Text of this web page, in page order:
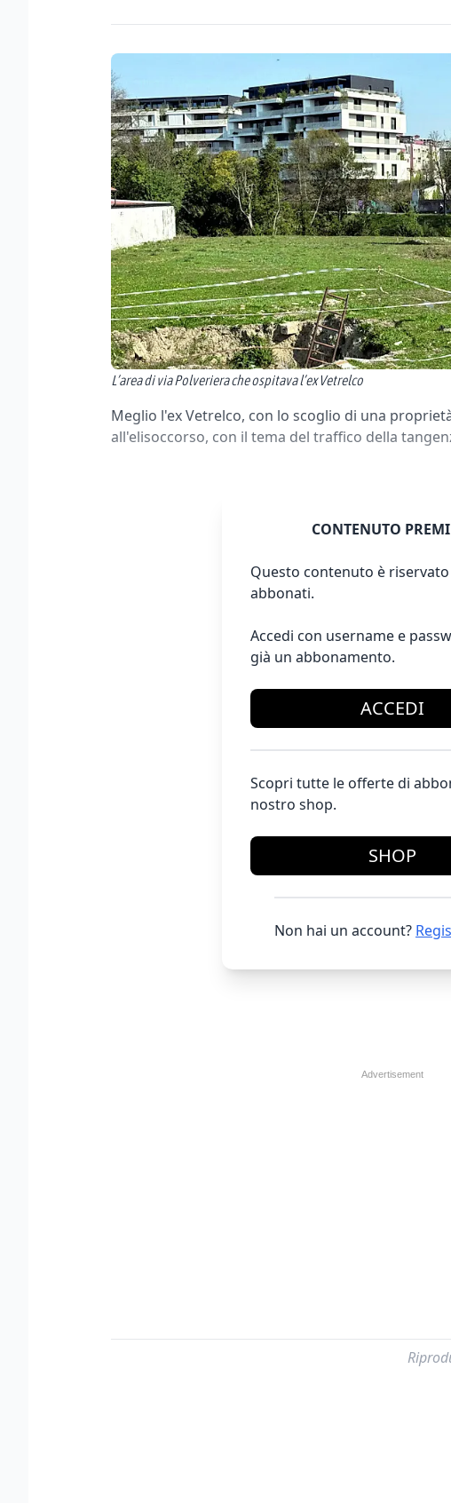
L’area di via Polveriera che ospitava l’ex Vetrelco
Meglio l'ex Vetrelco, con lo scoglio di una
all'elisoccorso, con il tema del traffico della
CONTENUTO
Questo contenuto è
abbonati.
Accedi con username e
già un abbonamento.
ACCEDI
Scopri tutte le offerte di
nostro shop.
SHOP
Non hai un account?